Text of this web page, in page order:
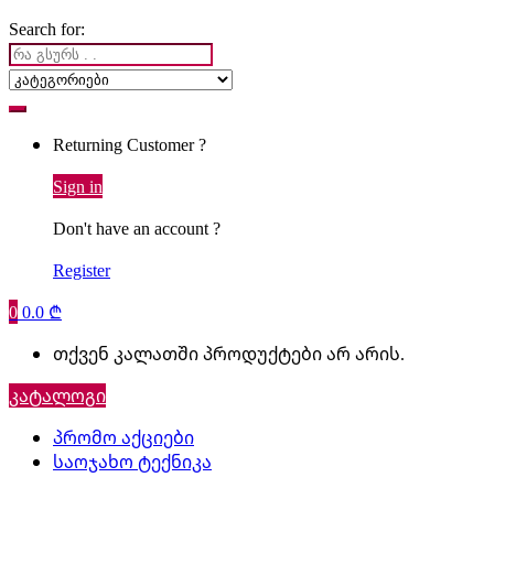
Search for:
Returning Customer ?
Sign in
Don't have an account ?
Register
00.0 ₾
თქვენ კალათში პროდუქტები არ არის.
კატალოგი
პრომო აქციები
საოჯახო ტექნიკა